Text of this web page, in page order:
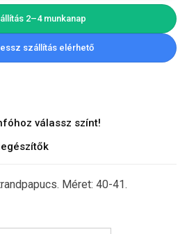
2–4 munkanap
szállítás elérhető
válassz színt!
Méret: 40-41.